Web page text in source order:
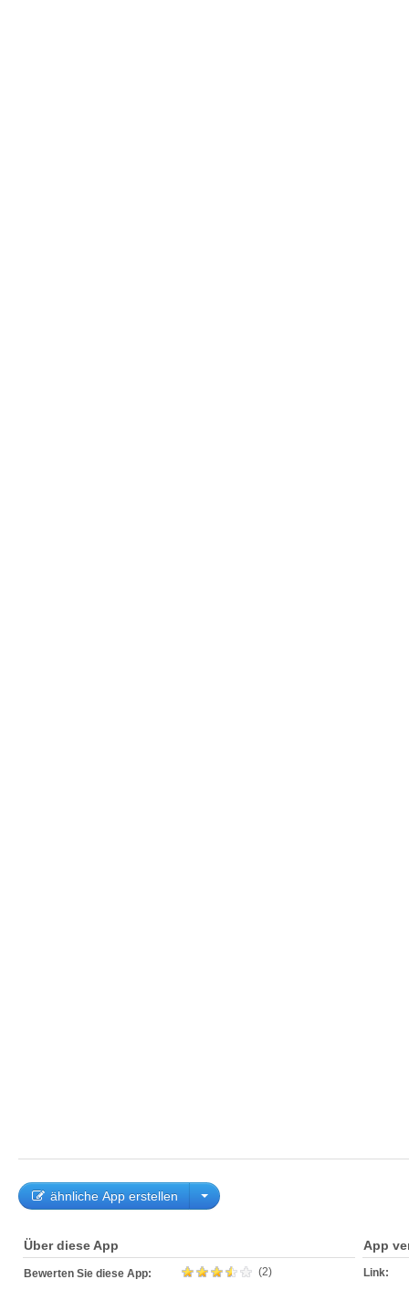
ähnliche App erstellen
Über diese App
Bewerten Sie diese App: (2)
App
Link: